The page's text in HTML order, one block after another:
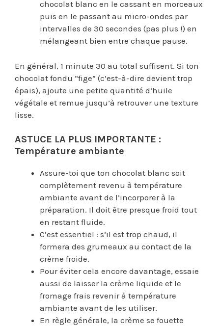
chocolat blanc en le cassant en morceaux
puis en le passant au micro-ondes par
intervalles de 30 secondes (pas plus !) en
mélangeant bien entre chaque pause.
En général, 1 minute 30 au total suffisent. Si ton
chocolat fondu “fige” (c’est-à-dire devient trop
épais), ajoute une petite quantité d’huile
végétale et remue jusqu’à retrouver une texture
lisse.
ASTUCE LA PLUS IMPORTANTE :
Température ambiante
Assure-toi que ton chocolat blanc soit
complètement revenu à température
ambiante avant de l’incorporer à la
préparation. Il doit être presque froid tout
en restant fluide.
C’est essentiel : s’il est trop chaud, il
formera des grumeaux au contact de la
crème froide.
Pour éviter cela encore davantage, essaie
aussi de laisser la crème liquide et le
fromage frais revenir à température
ambiante avant de les utiliser.
En règle générale, la crème se fouette